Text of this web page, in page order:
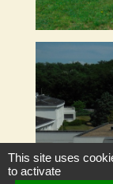
This site uses
to activate